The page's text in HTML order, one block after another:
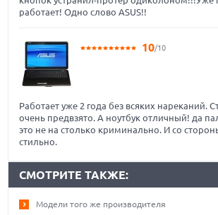
работает! Одно слово ASUS!!
10/10
Работает уже 2 года без всяких нареканий.
очень предвзято. А ноутбук отличный! да
это не на столько криминально. И со
стильно.
СМОТРИТЕ ТАКЖЕ:
Модели того же производителя